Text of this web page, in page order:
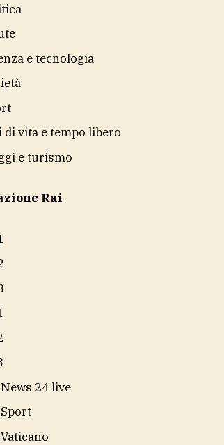
e tecnologia
di vita e tempo libero
e turismo
Rai
24 live